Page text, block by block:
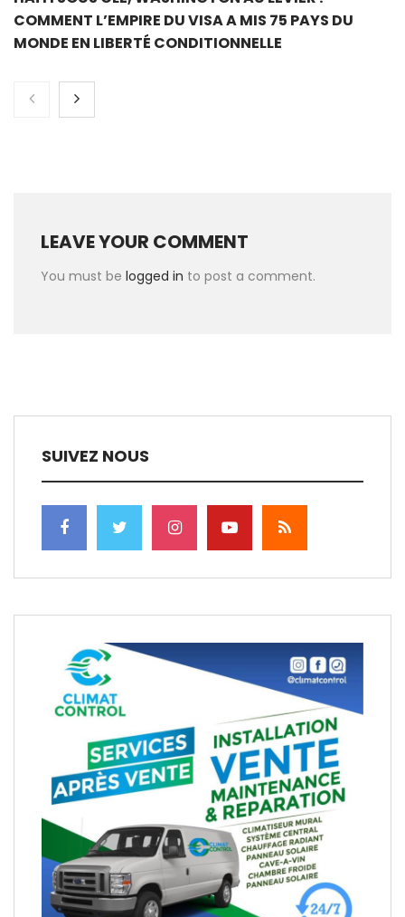
COMMENT L’EMPIRE DU VISA A MIS 75 PAYS DU
MONDE EN LIBERTÉ CONDITIONNELLE
LEAVE YOUR COMMENT
You must be logged in to post a comment.
SUIVEZ NOUS